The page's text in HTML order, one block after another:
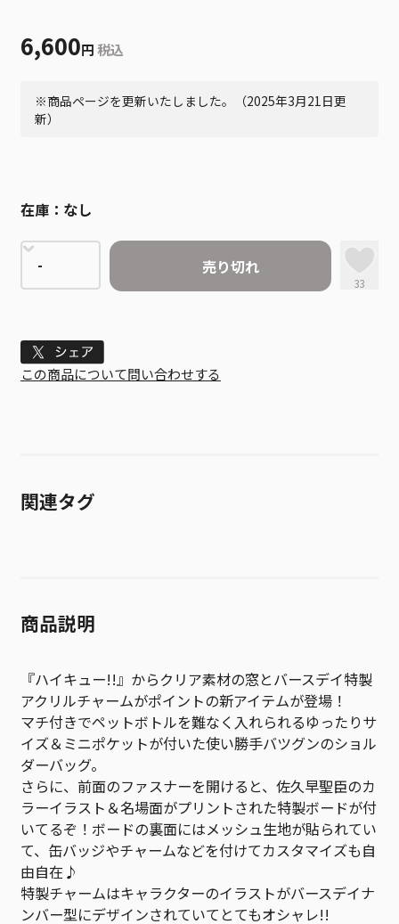
6,600円 税込
※商品ページを更新いたしました。（2025年3月21日更
新）
在庫： なし
売り切れ
33
Tweet
この商品について問い合わせする
関連タグ
商品説明
『ハイキュー!!』からクリア素材の窓とバースデイ特製
アクリルチャームがポイントの新アイテムが登場！
マチ付きでペットボトルを難なく入れられるゆったりサ
イズ＆ミニポケットが付いた使い勝手バツグンのショル
ダーバッグ。
さらに、前面のファスナーを開けると、佐久早聖臣のカ
ラーイラスト＆名場面がプリントされた特製ボードが付
いてるぞ！ボードの裏面にはメッシュ生地が貼られてい
て、缶バッジやチャームなどを付けてカスタマイズも自
由自在♪
特製チャームはキャラクターのイラストがバースデイナ
ンバー型にデザインされていてとてもオシャレ!!